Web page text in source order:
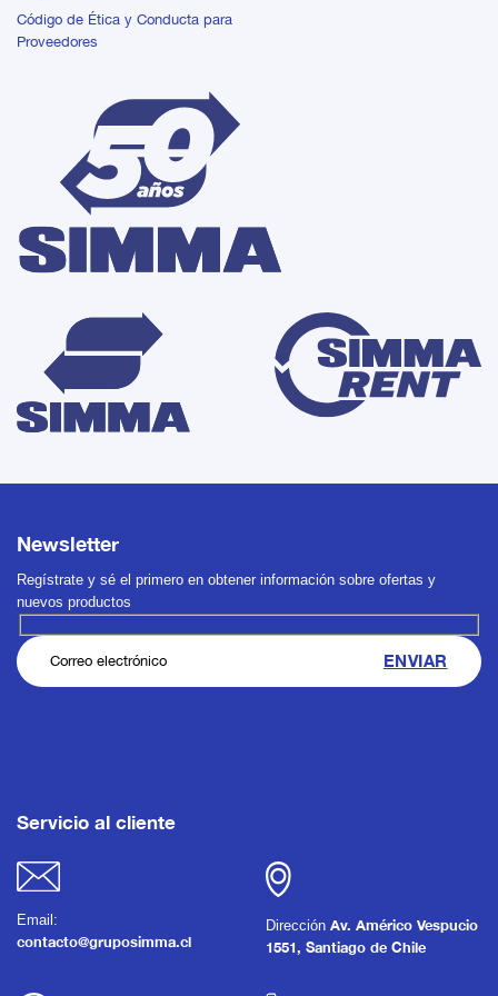
Código de Ética y Conducta para
Proveedores
Newsletter
Regístrate y sé el primero en obtener información sobre ofertas y
nuevos productos
Servicio al cliente
Email:
contacto@gruposimma.cl
Dirección Av. Américo Vespucio
1551, Santiago de Chile